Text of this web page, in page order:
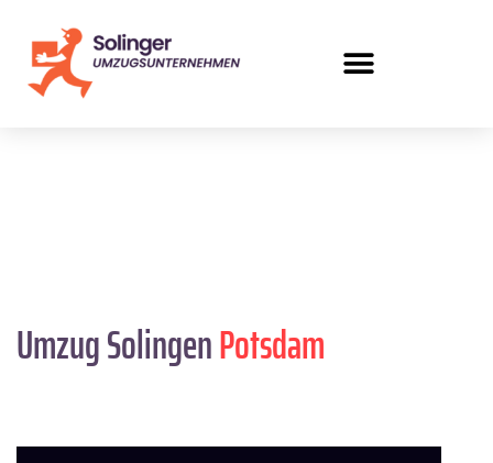
Umzug SolingenPotsdam